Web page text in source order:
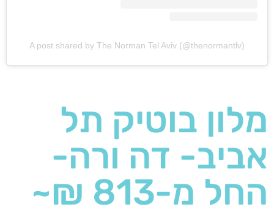
A post shared by The Norman Tel Aviv (@thenormantlv)
מלון בוטיק תל
אביב- דה ורה-
החל מ-813 ₪~